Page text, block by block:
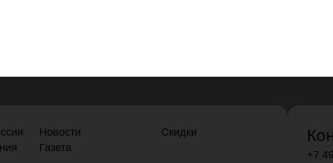
Новости
Газета
Скидки
+7